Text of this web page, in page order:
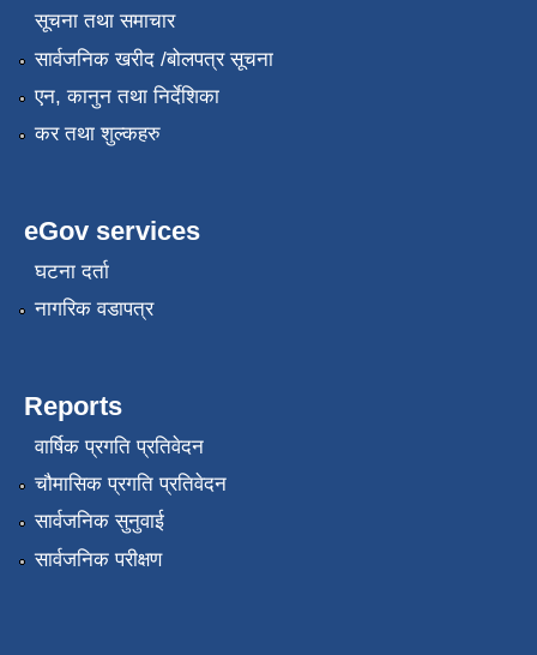
सूचना तथा समाचार
सार्वजनिक खरीद /बोलपत्र सूचना
एन, कानुन तथा निर्देशिका
कर तथा शुल्कहरु
eGov services
घटना दर्ता
नागरिक वडापत्र
Reports
वार्षिक प्रगति प्रतिवेदन
चौमासिक प्रगति प्रतिवेदन
सार्वजनिक सुनुवाई
सार्वजनिक परीक्षण